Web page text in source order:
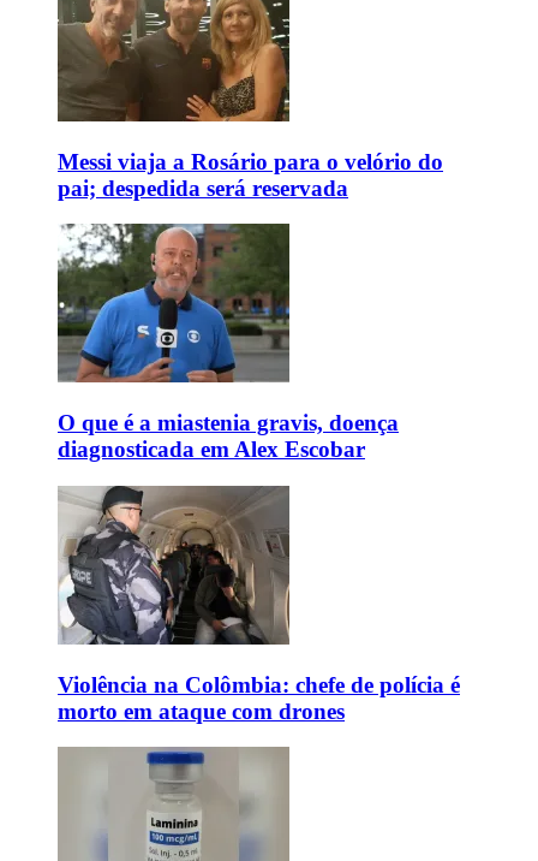
Messi viaja a Rosário para o velório do
pai; despedida será reservada
O que é a miastenia gravis, doença
diagnosticada em Alex Escobar
Violência na Colômbia: chefe de polícia é
morto em ataque com drones